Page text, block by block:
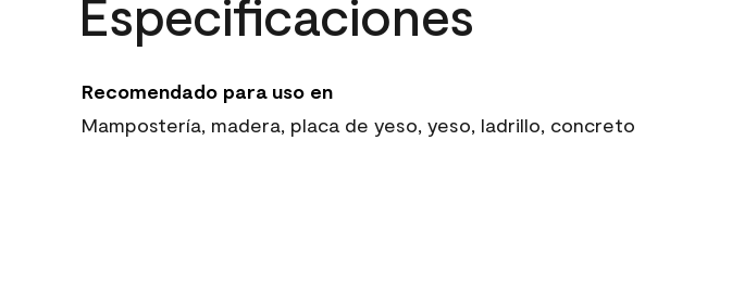
Especificaciones
Recomendado para uso en
Mampostería, madera, placa de yeso, yeso, ladrillo, concreto